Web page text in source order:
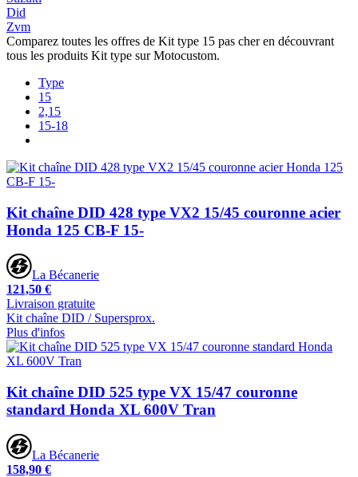
Did
Zvm
Comparez toutes les offres de Kit type 15 pas cher en découvrant
tous les produits Kit type sur Motocustom.
Type
15
2,15
15-18
Kit chaîne DID 428 type VX2 15/45 couronne acier
Honda 125 CB-F 15-
La Bécanerie
121,50 €
Livraison gratuite
Kit chaîne DID / Supersprox.
Plus d'infos
Kit chaîne DID 525 type VX 15/47 couronne
standard Honda XL 600V Tran
La Bécanerie
158,90 €